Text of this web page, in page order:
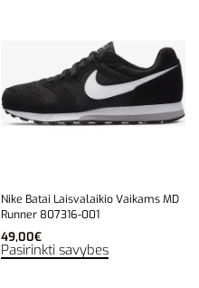
Nike Batai Laisvalaikio Vaikams MD
Runner 807316-001
49,00€
Pasirinkti savybes